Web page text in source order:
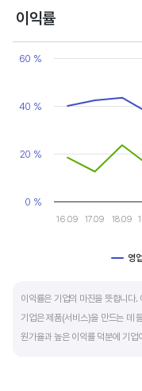
매우 클뿐 아니라 수년간 매출액
이익률
Chart
Line chart with 2 lines.
The chart has 1 Y axis
영
16.09 17.09 18.09
0 %
20 %
40 %
60 %
이익률은 기업의 마진을 뜻합니다
기업은 제품(서비스)을 만드는 데
원가율과 높은 이익률 덕분에 기